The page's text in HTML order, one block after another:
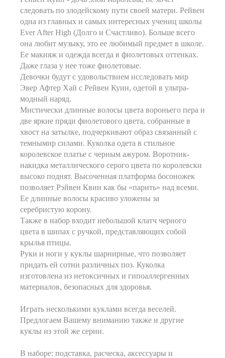
следовать по злодейскому пути своей матери. Рейвен
одна из главных и самых интересных учениц школы
Ever After High (Долго и Счастливо). Больше всего
она любит музыку, это ее любимый предмет в школе.
Ее макияж и одежда всегда в фиолетовых оттенках.
Даже глаза у нее тоже фиолетовые.
Девочки будут с удовольствием исследовать мир
Эвер Афтер Хай с Рейвен Куин, одетой в ультра-
модный наряд.
Мистически длинные волосы цвета вороньего пера и
две яркие пряди фиолетового цвета, собранные в
хвост на затылке, подчеркивают образ связанный с
темнымир силами. Куколка одета в стильное
королевское платье с черным ажуром. Воротник-
накидка металлического серого цвета по королевски
высоко поднят. Высоченная платформа босоножек
позволяет Рэйвен Квин как бы «парить» над всеми.
Ее длинные волосы красиво уложены за
серебристую корону.
Также в набор входит небольшой клатч черного
цвета в шипах с ручкой, представляющих собой
крылья птицы.
Руки и ноги у куклы шарнирные, что позволяет
придать ей сотни различных поз. Куколка
изготовлена из нетоксичных и гипоаллергенных
материалов, безопасных для здоровья.
Играть несколькими куклами всегда веселей.
Предлогаем Вашему вниманию также и другие
куклы из этой же серии.
В наборе: подставка, расческа, аксессуары и